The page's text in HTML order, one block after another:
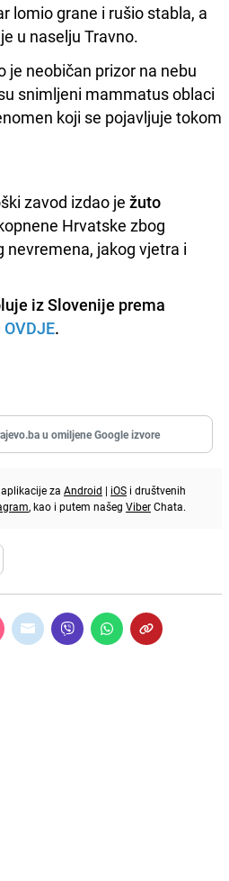
lomio grane i rušio stabla, a
u naselju Travno.
je neobičan prizor na nebu
snimljeni mammatus oblaci
koji se pojavljuje tokom
zavod izdao je žuto
Hrvatske zbog
jakog vjetra i
iz Slovenije prema
OVDJE.
u omiljene Google izvore
za Android | iOS i društvenih
, kao i putem našeg ViberChata.